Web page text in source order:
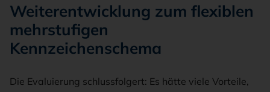
Weiterentwicklung zum flexiblen
mehrstufigen
Kennzeichenschema
Die Evaluierung schlussfolgert: Es hätte viele Vorteile,